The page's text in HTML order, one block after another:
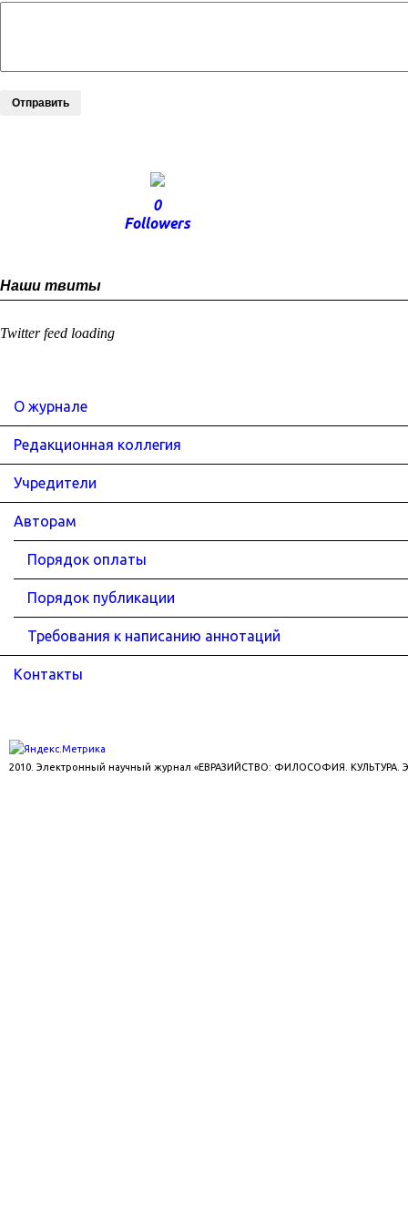
Отправить
0
Followers
Наши твиты
Twitter feed loading
О журнале
Редакционная коллегия
Учредители
Авторам
Порядок оплаты
Порядок публикации
Требования к написанию аннотаций
Контакты
2010. Электронный научный журнал «ЕВРАЗИЙСТВО: ФИЛОСОФИЯ. КУЛЬТУРА.